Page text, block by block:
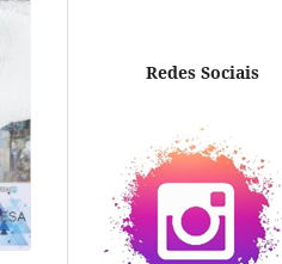
Redes Sociais